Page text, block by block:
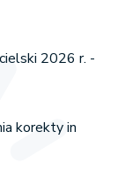
2026 r. -
korekty in